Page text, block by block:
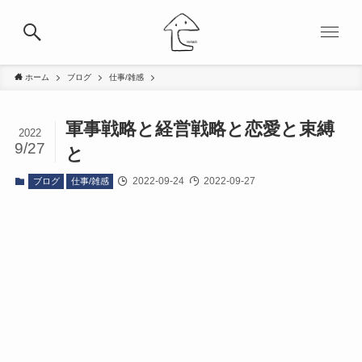
ホーム ブログ 仕事/雑感
軍事戦略と経営戦略と恋愛と束縛
と
2022
9/27
ブログ 仕事/雑感 2022-09-24 2022-09-27